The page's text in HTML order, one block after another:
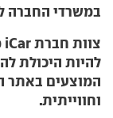
במשרדי החברה
צוות חברתiCar
להיות היכולת
המוצעים באתר
וחווייתית.